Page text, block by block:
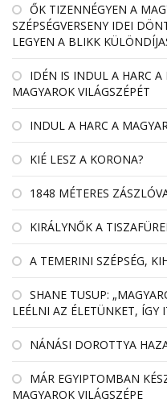
ŐK TIZENNÉGYEN A
SZÉPSÉGVERSENY IDEI
LEGYEN A BLIKK
IDÉN IS INDUL A HARC A
MAGYAROK VILÁGSZÉPÉT
INDUL A HARC A
KIÉ LESZ A KORONA?
1848 MÉTERES
KIRÁLYNŐK A
A TEMERINI SZÉPSÉG,
SHANE TUSUP:
LEÉLNI AZ ÉLETÜNKET, ÍGY
NÁNÁSI DOROTTYA
MÁR EGYIPTOMBAN
MAGYAROK VILÁGSZÉPE